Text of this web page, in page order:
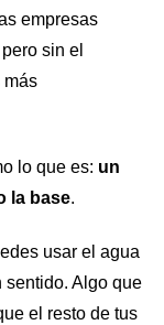
empresas
sin el
más
lo que es: un
la base.
usar el agua
sentido. Algo que
el resto de tus